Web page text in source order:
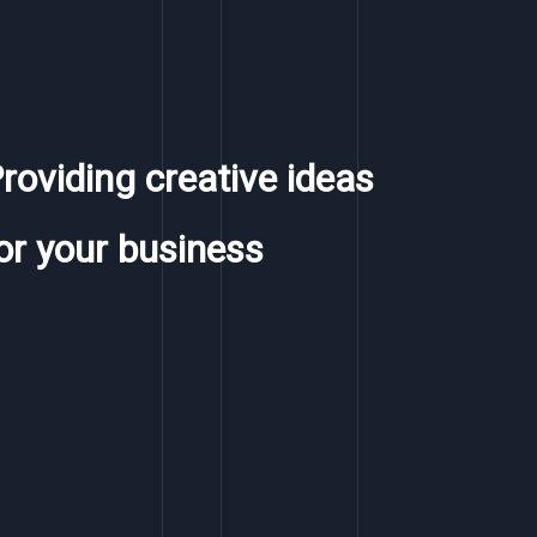
creative ideas
your business